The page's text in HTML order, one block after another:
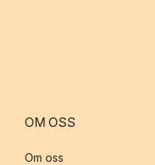
OM OSS
Om oss